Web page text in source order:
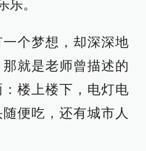
乐。
个梦想，却深深地
就是老师曾描述的
楼上楼下，电灯电
便吃，还有城市人